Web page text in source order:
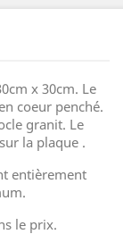
x 30cm. Le
coeur penché.
granit. Le
la plaque .
entièrement
le prix.